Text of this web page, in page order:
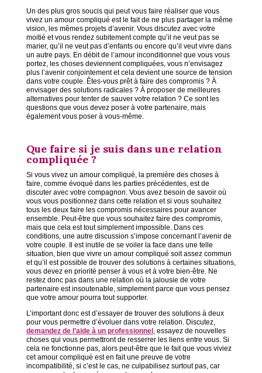
Un des plus gros soucis qui peut vous faire réaliser que vous
vivez un amour compliqué est le fait de ne plus partager la même
vision, les mêmes projets d’avenir. Vous discutez avec votre
moitié et vous rendez subitement compte qu’il ne veut pas se
marier, qu’il ne veut pas d’enfants ou encore qu’il veut vivre dans
un autre pays. En débit de l’amour inconditionnel que vous vous
portez, les choses deviennent compliquées, vous n’envisagez
plus l’avenir conjointement et cela devient une source de tension
dans votre couple. Êtes-vous prêt à faire des compromis ? À
envisager des solutions radicales ? À proposer de meilleures
alternatives pour tenter de sauver votre relation ? Ce sont les
questions que vous devez poser à votre partenaire, mais
également vous poser à vous-même.
Que faire si je suis dans une relation
compliquée ?
Si vous vivez un amour compliqué, la première des choses à
faire, comme évoqué dans les parties précédentes, est de
discuter avec votre compagnon. Vous avez besoin de savoir où
vous vous positionnez dans cette relation et si vous souhaitez
tous les deux faire les compromis nécessaires pour avancer
ensemble. Peut-être que vous souhaitez faire des compromis,
mais que cela est tout simplement impossible. Dans ces
conditions, une autre discussion s’impose concernant l’avenir de
votre couple. Il est inutile de se voiler la face dans une telle
situation, bien que vivre un amour compliqué soit assez commun
et qu’il est possible de trouver des solutions à certaines situations,
vous devez en priorité penser à vous et à votre bien-être. Ne
restez donc pas dans une relation où la jalousie de votre
partenaire est insoutenable, simplement parce que vous pensez
que votre amour pourra tout supporter.
L’important donc est d’essayer de trouver des solutions à deux
pour vous permettre d’évoluer dans votre relation. Discutez,
demandez de l’aide à un professionnel, essayez de nouvelles
choses qui vous permettront de resserrer les liens entre vous. Si
cela ne fonctionne pas, alors peut-être que le fait que vous viviez
cet amour compliqué est en fait une preuve de votre
incompatibilité, si c’est le cas, ne culpabilisez surtout pas, car